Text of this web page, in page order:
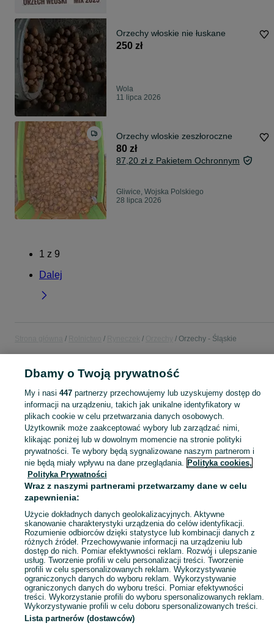
Orzechy włoskie nie łuskane
250 zł
Wola
11 lipca 2026
Orzechy wloskie zeszłoroczne
80 zł
87,20 zł z Pakietem Ochronnym
Gliwice, Wojska Polskiego
28 lipca 2026
1 z 9
Dalej
Orzechy - Śląskie
POLSKA » ŚLĄSKIE
KATEGORIA
Zobacz
Mapa kategorii
Mapa miejscowości
Mapa ministron
Popularne wyszukiwania
Dbamy o Twoją prywatność
My i nasi 447partnerzy przechowujemy lub uzyskujemy dostęp do
informacji na urządzeniu, takich jak unikalne identyfikatory w
plikach cookie w celu przetwarzania danych osobowych.
Użytkownik może zaakceptować wybory lub zarządzać nimi,
klikając poniżej lub w dowolnym momencie na stronie polityki
prywatności. Te wybory będą sygnalizowane naszym partnerom i
nie będą miały wpływu na dane przeglądania. Polityka cookies,
Polityka Prywatności
Wraz z naszymi partnerami przetwarzamy dane w celu
zapewnienia:
Użycie dokładnych danych geolokalizacyjnych. Aktywne
skanowanie charakterystyki urządzenia do celów identyfikacji.
Rozumienie odbiorców dzięki statystyce lub kombinacji danych z
różnych źródeł. Przechowywanie informacji na urządzeniu lub
dostęp do nich. Pomiar efektywności reklam. Rozwój i ulepszanie
usług. Tworzenie profili w celu personalizacji treści. Tworzenie
profili w celu spersonalizowanych reklam. Wykorzystywanie
ograniczonych danych do wyboru reklam. Wykorzystywanie
ograniczonych danych do wyboru treści. Pomiar efektywności
treści. Wykorzystanie profili do wyboru spersonalizowanych reklam.
Wykorzystywanie profili w celu doboru spersonalizowanych treści.
Lista partnerów (dostawców)